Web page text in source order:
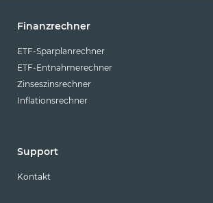
Finanzrechner
ETF-Sparplanrechner
ETF-Entnahmerechner
Zinseszinsrechner
Inflationsrechner
Support
Kontakt